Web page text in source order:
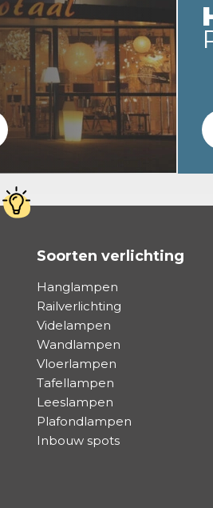
Soorten verlichting
Hanglampen
Railverlichting
Videlampen
Wandlampen
Vloerlampen
Tafellampen
Leeslampen
Plafondlampen
Inbouw spots